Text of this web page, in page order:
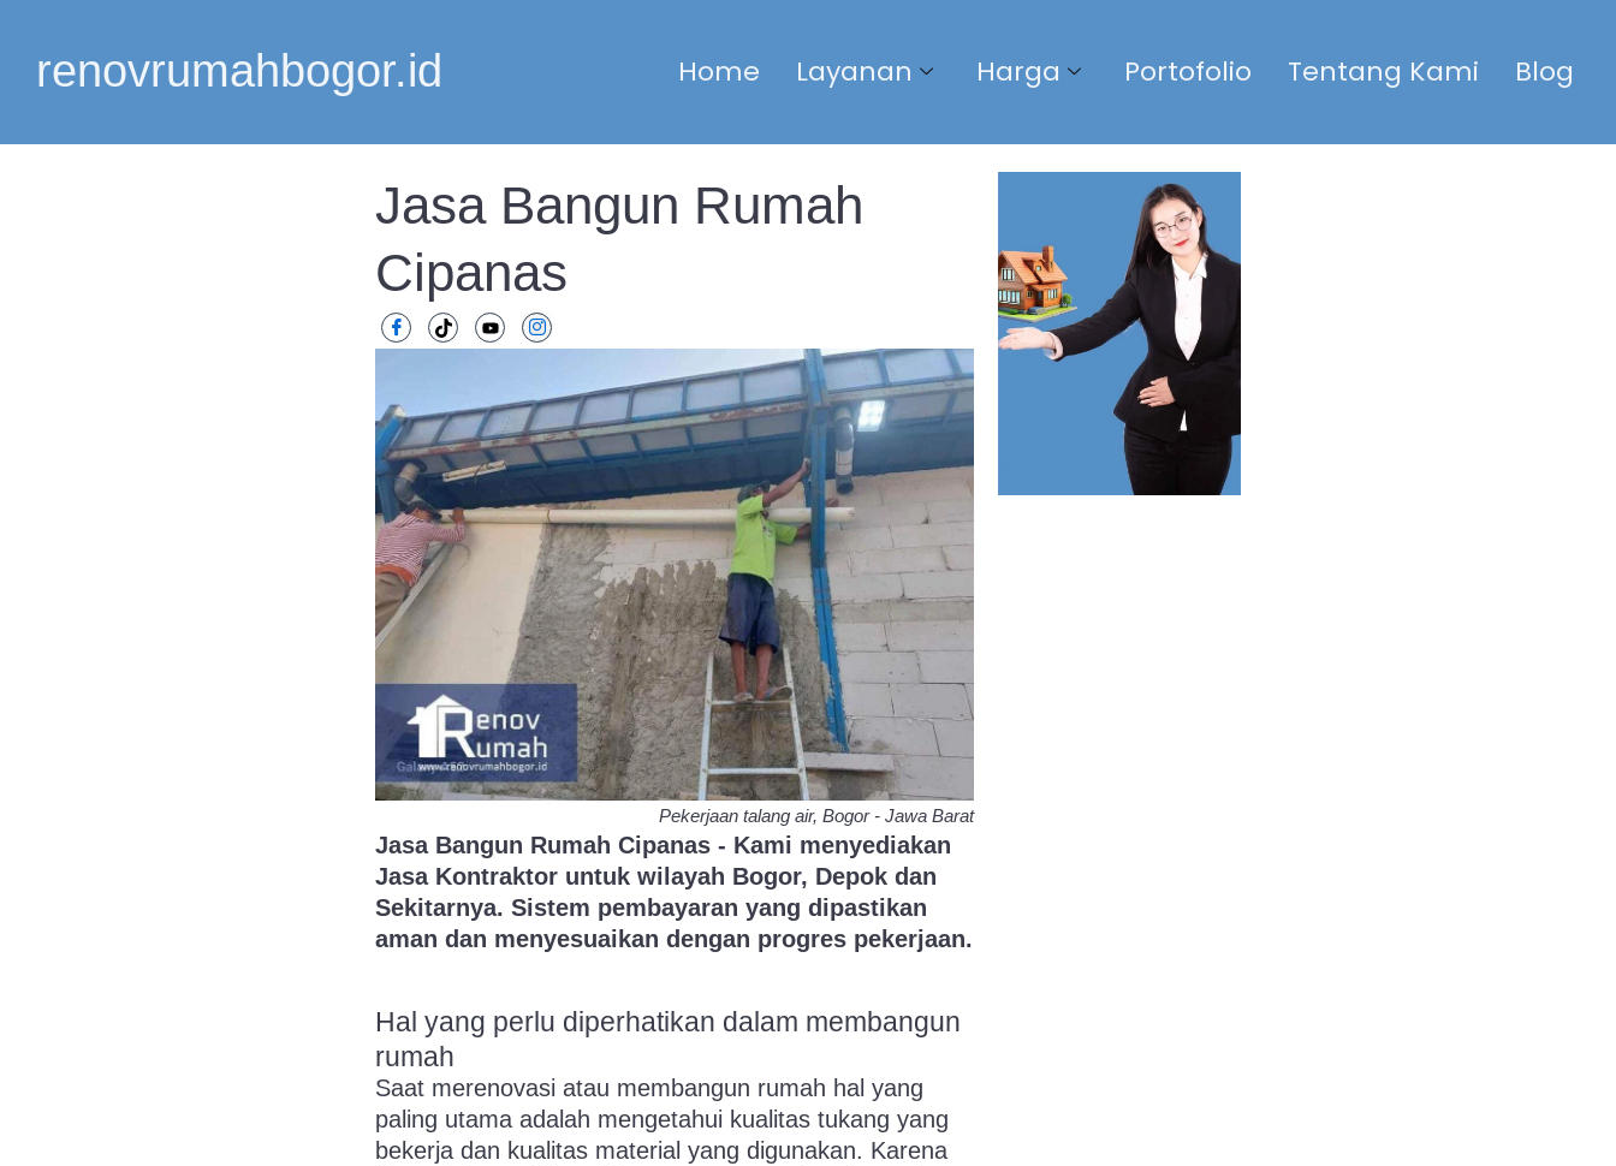
kontenrenovrumahbogor.id Home Layanan Harga Portofolio Tentang Kami Blog
Jasa Bangun Rumah
Cipanas
Pekerjaan talang air, Bogor - Jawa Barat
Jasa Bangun Rumah Cipanas - Kami menyediakan
Jasa Kontraktor untuk wilayah Bogor, Depok dan
Sekitarnya. Sistem pembayaran yang dipastikan
aman dan menyesuaikan dengan progres pekerjaan.
Hal yang perlu diperhatikan dalam membangun
rumah
Saat merenovasi atau membangun rumah hal yang
paling utama adalah mengetahui kualitas tukang yang
bekerja dan kualitas material yang digunakan. Karena